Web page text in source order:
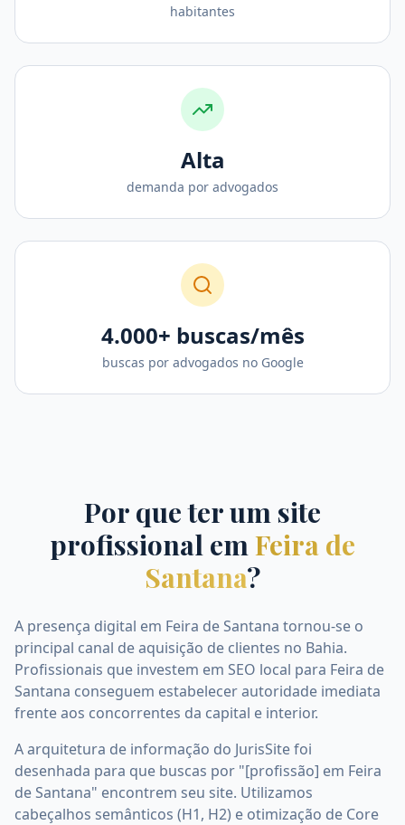
habitantes
Alta
demanda por advogados
4.000+ buscas/mês
buscas por advogados no Google
Por que ter um site
profissional emFeira de
Santana?
A presença digital em Feira de Santana tornou-se o
principal canal de aquisição de clientes no Bahia.
Profissionais que investem em SEO local para Feira de
Santana conseguem estabelecer autoridade imediata
frente aos concorrentes da capital e interior.
A arquitetura de informação do JurisSite foi
desenhada para que buscas por "[profissão] em Feira
de Santana" encontrem seu site. Utilizamos
cabeçalhos semânticos (H1, H2) e otimização de Core